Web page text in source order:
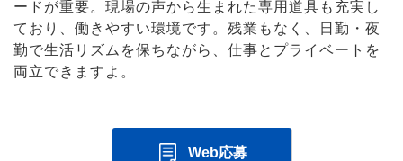
ードが重要。現場の声から生まれた専用道具も充実し
ており、働きやすい環境です。残業もなく、日勤・夜
勤で生活リズムを保ちながら、仕事とプライベートを
両立できますよ。
Web応募